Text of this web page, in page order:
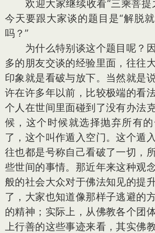
欢迎大家继续收看“三乘菩提
今天要跟大家谈的题目是“解脱
吗？”
为什么特别谈这个题目呢？
多的朋友交谈的经验里面，往往
印象就是看破与放下。当然就是
许在许多年以前，比较极端的看
个人在世间里面碰到了没有办法
候，这个时候就选择抛弃所有
了，这个叫作遁入空门。这个遁
往也都是号称自己看破了一切，
些世间的事情。那近年来这种观
般的社会大众对于佛法知见的提
了，大家也知道像那样子逃避的
的精神；实际上，从佛教各个团
上行善的这些事迹来看，其实佛